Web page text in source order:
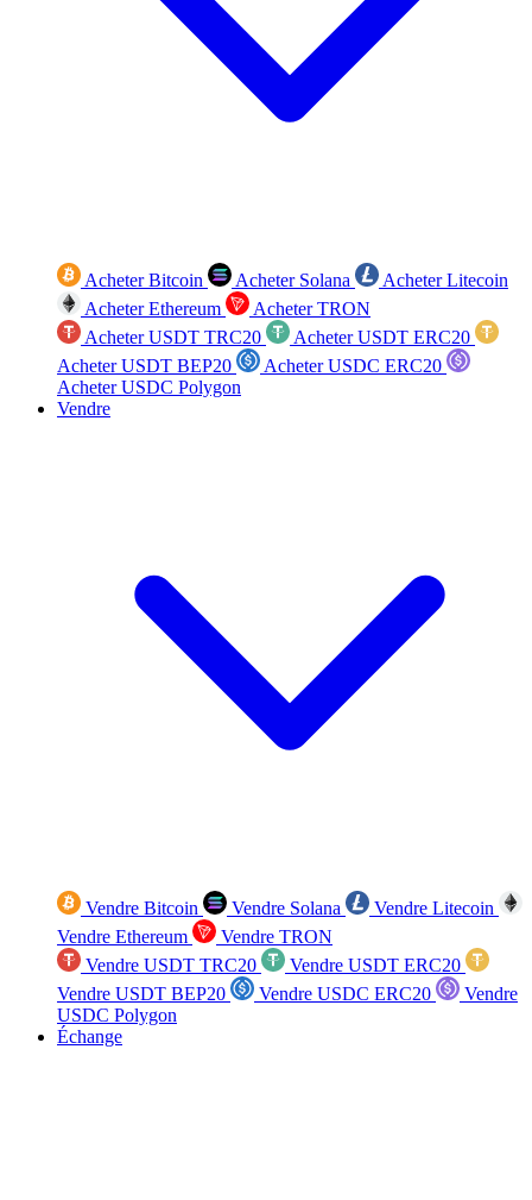
Acheter Bitcoin Acheter Solana
Acheter Litecoin
Acheter Ethereum
Acheter TRON
Acheter USDT TRC20
Acheter USDT ERC20
Acheter USDT BEP20
Acheter USDC ERC20
Acheter USDC Polygon
Vendre
Vendre Bitcoin Vendre Solana
Vendre Litecoin
Vendre Ethereum
Vendre TRON
Vendre USDT TRC20
Vendre USDT ERC20
Vendre USDT BEP20
Vendre USDC ERC20
Vendre
USDC Polygon
Échange